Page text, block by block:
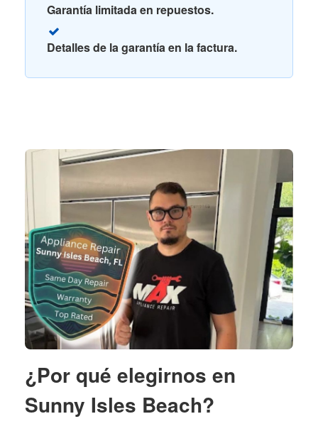
Garantía limitada en repuestos.
Detalles de la garantía en la factura.
¿Por qué elegirnos en
Sunny Isles Beach?